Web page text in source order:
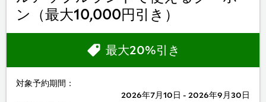
対象予約期間：
2026年7月10日 - 2026年9月30日
最大20%引き
ン（最大10,000円引き）